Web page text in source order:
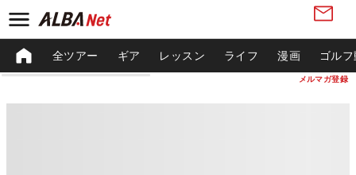
メルマガ登録
全ツアー ギア レッスン ライフ 漫画 ゴル